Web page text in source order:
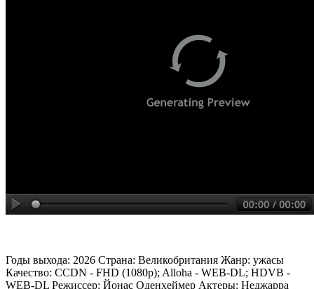
Годы выхода: 2026 Страна: Великобритания Жанр: ужасы
Качество: CCDN - FHD (1080p); Alloha - WEB-DL; HDVB -
WEB-DL Режиссер: Йонас Оденхеймер Актеры: Неджарра